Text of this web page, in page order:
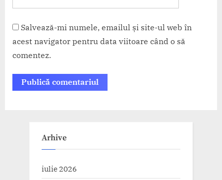
Salvează-mi numele, emailul și site-ul web în
acest navigator pentru data viitoare când o să
comentez.
Arhive
iulie 2026